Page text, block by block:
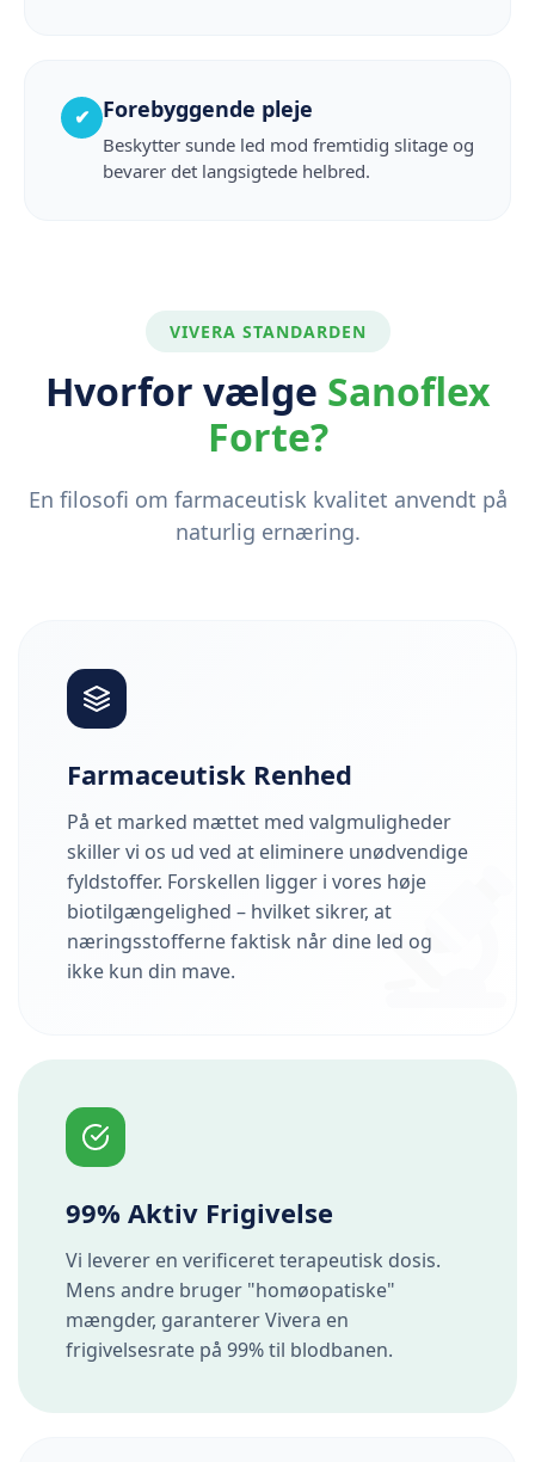
✔ Forebyggende pleje
Beskytter sunde led mod fremtidig slitage og
bevarer det langsigtede helbred.
VIVERA STANDARDEN
Hvorfor vælge Sanoflex
Forte?
En filosofi om farmaceutisk kvalitet anvendt på
naturlig ernæring.
Farmaceutisk Renhed
På et marked mættet med valgmuligheder
skiller vi os ud ved at eliminere unødvendige
fyldstoffer. Forskellen ligger i vores høje
biotilgængelighed – hvilket sikrer, at
næringsstofferne faktisk når dine led og
ikke kun din mave.
99% Aktiv Frigivelse
Vi leverer en verificeret terapeutisk dosis.
Mens andre bruger "homøopatiske"
mængder, garanterer Vivera en
frigivelsesrate på 99% til blodbanen.